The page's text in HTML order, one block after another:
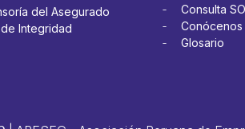
del Asegurado
Integridad
Consulta
Conócenos
Glosario